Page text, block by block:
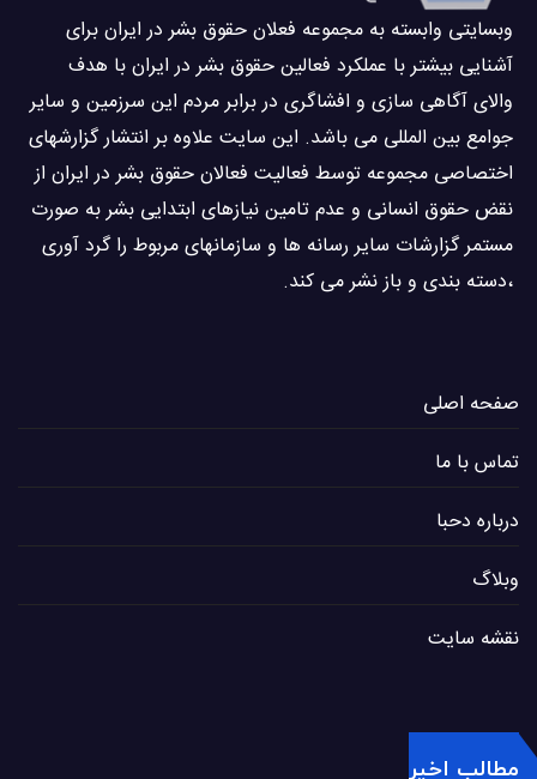
وبسايتى وابسته به مجموعه فعلان حقوق بشر در ایران برای
آشنایی بيشتر با عملکرد فعالین حقوق بشر در ایران با هدف
والاى آگاهى سازی و افشاگرى در برابر مردم این سرزمین و ساير
جوامع بین المللى می باشد. این سایت علاوه بر انتشار گزارشهای
اختصاصی مجموعه توسط فعاليت فعالان حقوق بشر در ایران از
نقض حقوق انسانی و عدم تامین نیازهای ابتدایی بشر به صورت
مستمر گزارشات سایر رسانه ها و سازمانهای مربوط را گرد آوری
،دسته بندی و باز نشر می كند.
صفحه اصلی
تماس با ما
درباره دحبا
وبلاگ
نقشه سایت
مطالب اخیر